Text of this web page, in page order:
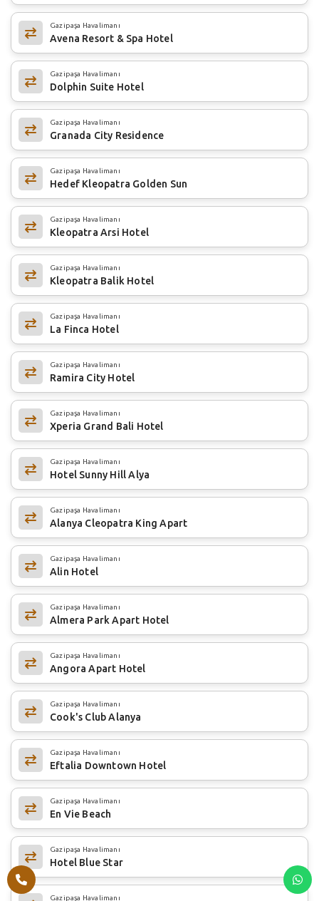
Gazipaşa Havalimanı
Avena Resort & Spa Hotel
Gazipaşa Havalimanı
Dolphin Suite Hotel
Gazipaşa Havalimanı
Granada City Residence
Gazipaşa Havalimanı
Hedef Kleopatra Golden Sun
Gazipaşa Havalimanı
Kleopatra Arsi Hotel
Gazipaşa Havalimanı
Kleopatra Balik Hotel
Gazipaşa Havalimanı
La Finca Hotel
Gazipaşa Havalimanı
Ramira City Hotel
Gazipaşa Havalimanı
Xperia Grand Bali Hotel
Gazipaşa Havalimanı
Hotel Sunny Hill Alya
Gazipaşa Havalimanı
Alanya Cleopatra King Apart
Gazipaşa Havalimanı
Alin Hotel
Gazipaşa Havalimanı
Almera Park Apart Hotel
Gazipaşa Havalimanı
Angora Apart Hotel
Gazipaşa Havalimanı
Cook's Club Alanya
Gazipaşa Havalimanı
Eftalia Downtown Hotel
Gazipaşa Havalimanı
En Vie Beach
Gazipaşa Havalimanı
Hotel Blue Star
Gazipaşa Havalimanı